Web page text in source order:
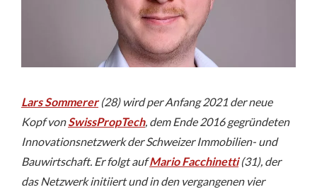
Lars Sommerer(28) wird per Anfang 2021 der neue
Kopf vonSwissPropTech, dem Ende 2016 gegründeten
Innovationsnetzwerk der Schweizer Immobilien- und
Bauwirtschaft. Er folgt aufMario Facchinetti(31), der
das Netzwerk initiiert und in den vergangenen vier